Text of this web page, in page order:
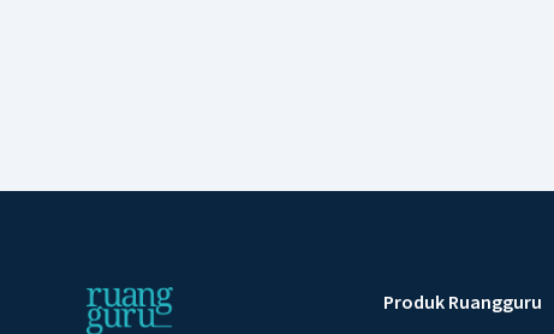
Produk Ruangguru